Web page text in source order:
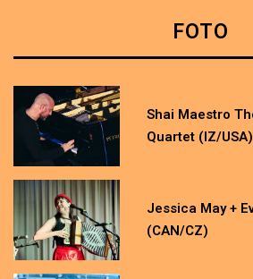
and others
FOTO
Shai Maestro
Quartet (IZ/USA)
Jessica May +
(CAN/CZ)